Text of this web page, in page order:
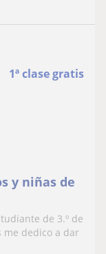
1ª clase gratis
y niñas de
de 3.º de
me dedico a dar